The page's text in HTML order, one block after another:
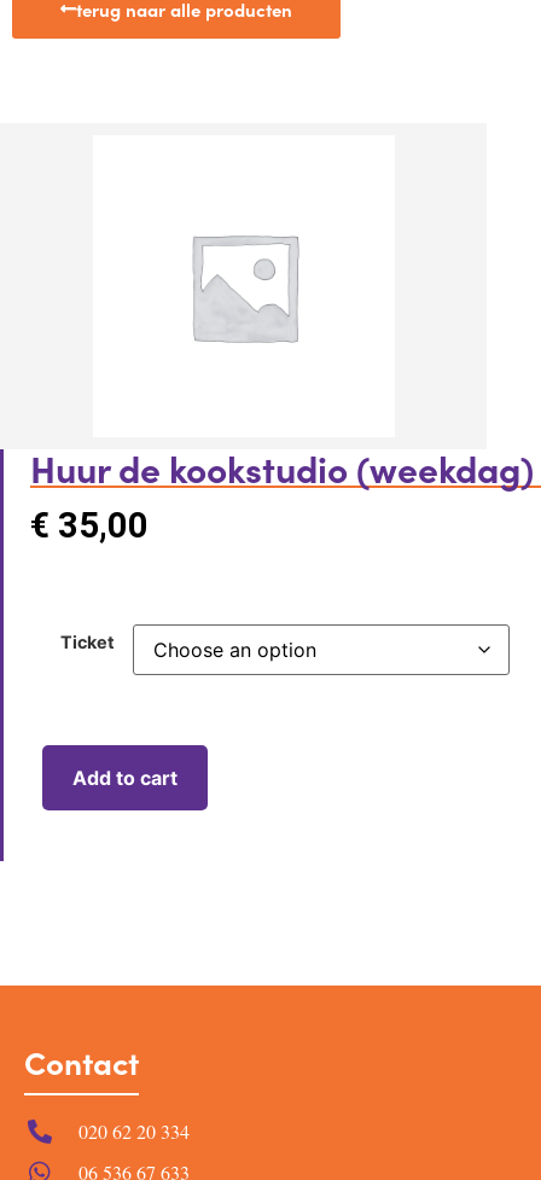
terug naar alle producten
Huur de kookstudio (weekdag)
€ 35,00
Ticket
Add to cart
Contact
020 62 20 334
06 536 67 633